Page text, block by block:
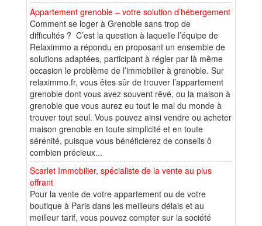
Appartement grenoble – votre solution d’hébergement
Comment se loger à Grenoble sans trop de
difficultés ? C’est la question à laquelle l’équipe de
Relaximmo a répondu en proposant un ensemble de
solutions adaptées, participant à régler par là même
occasion le problème de l’immobilier à grenoble. Sur
relaximmo.fr, vous êtes sûr de trouver l’appartement
grenoble dont vous avez souvent rêvé, ou la maison à
grenoble que vous aurez eu tout le mal du monde à
trouver tout seul. Vous pouvez ainsi vendre ou acheter
maison grenoble en toute simplicité et en toute
sérénité, puisque vous bénéficierez de conseils ô
combien précieux...
Scarlet Immobilier, spécialiste de la vente au plus
offrant
Pour la vente de votre appartement ou de votre
boutique à Paris dans les meilleurs délais et au
meilleur tarif, vous pouvez compter sur la société